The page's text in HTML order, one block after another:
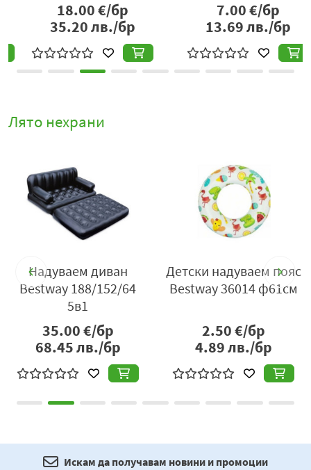
18.00€/бр
35.20лв./бр
7.00€/бр
13.69лв./бр
Лято нехрани
Надуваем диван
Bestway 188/152/64
5в1
35.00€/бр
68.45лв./бр
Детски надуваем пояс
Bestway 36014 ф61см
2.50€/бр
4.89лв./бр
Искам да получавам новини и промоции